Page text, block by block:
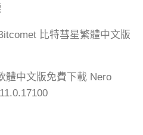
比特彗星繁體中文版
體中文版免費下載 Nero